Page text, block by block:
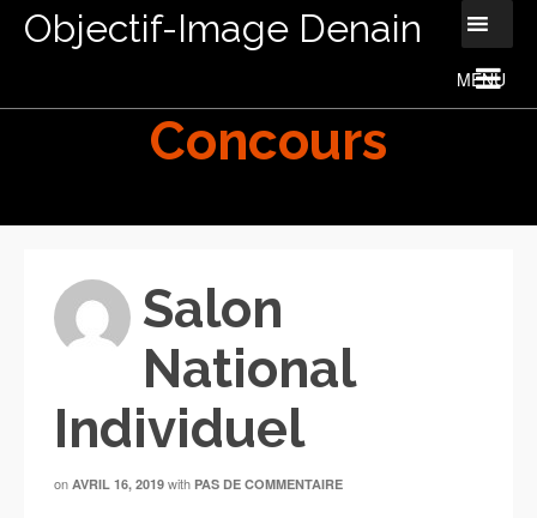
Objectif-Image Denain
Concours
Salon
National
Individuel
on AVRIL 16, 2019 with PAS DE COMMENTAIRE